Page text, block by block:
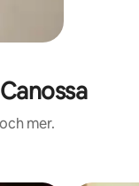
mer.